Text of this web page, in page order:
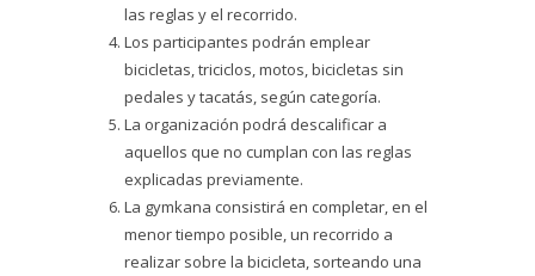
las reglas y el recorrido.
Los participantes podrán emplear
bicicletas, triciclos, motos, bicicletas sin
pedales y tacatás, según categoría.
La organización podrá descalificar a
aquellos que no cumplan con las reglas
explicadas previamente.
La gymkana consistirá en completar, en el
menor tiempo posible, un recorrido a
realizar sobre la bicicleta, sorteando una